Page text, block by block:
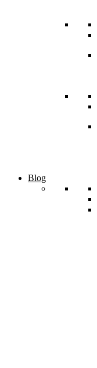
Blog